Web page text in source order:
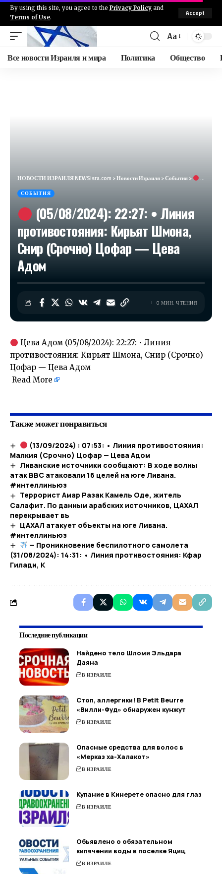
By using this site, you agree to the Privacy Policy and
Terms of Use.
Accept
Aa
Все новости Израиля и мира Политика Общество
НОВОСТИ ИЗРАИЛЯ NEWSisra.com >Новости Израиля>События>
СОБЫТИЯ
(05/08/2024): 22:27: • Линия
противостояния: Кирьят Шмона,
Снир (Срочно) Цофар — Цева
Адом
0 МИН. ЧТЕНИЯ
Цева Адом (05/08/2024): 22:27: • Линия
противостояния: Кирьят Шмона, Снир (Срочно)
Цофар — Цева Адом
Read More
Также может понравиться
(13/09/2024) : 07:53: • Линия противостояния:
Малкия (Срочно) Цофар — Цева Адом
Ливанские источники сообщают: В ходе волны
атак ВВС атаковали 16 целей на юге Ливана.
#интеллиньюз
Террорист Амар Разак Камель Оде, житель
Салафит. По данным арабских источников, ЦАХАЛ
перекрывает въ
ЦАХАЛ атакует объекты на юге Ливана.
#интеллиньюз
— Проникновение беспилотного самолета
(31/08/2024): 14:31: • Линия противостояния: Кфар
Гилади, К
Последние публикации
Найдено тело Шломи Эльдара
Даяна
В ИЗРАИЛЕ
Стоп, аллергики! В Petit Beurre
«Вилли-Фуд» обнаружен кунжут
В ИЗРАИЛЕ
Опасные средства для волос в
«Мерказ ха-Халакот»
В ИЗРАИЛЕ
Купание в Кинерете опасно для глаз
В ИЗРАИЛЕ
Объявлено о обязательном
кипячении воды в поселке Яциц
В ИЗРАИЛЕ